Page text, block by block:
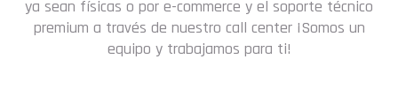
ya sean físicas o por e-commerce y el soporte técnico
premium a través de nuestro call center ¡Somos un
equipo y trabajamos para ti!